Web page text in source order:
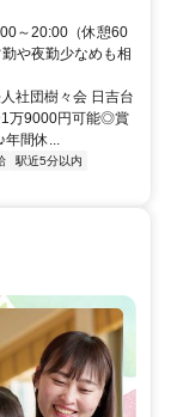
～20:00（休憩60
や夜勤少なめも相
社団樹々会 日吉台
万9000円可能◎賞
間休...
駅近5分以内